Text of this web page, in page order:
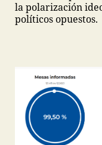
la polarización
políticos opuestos.